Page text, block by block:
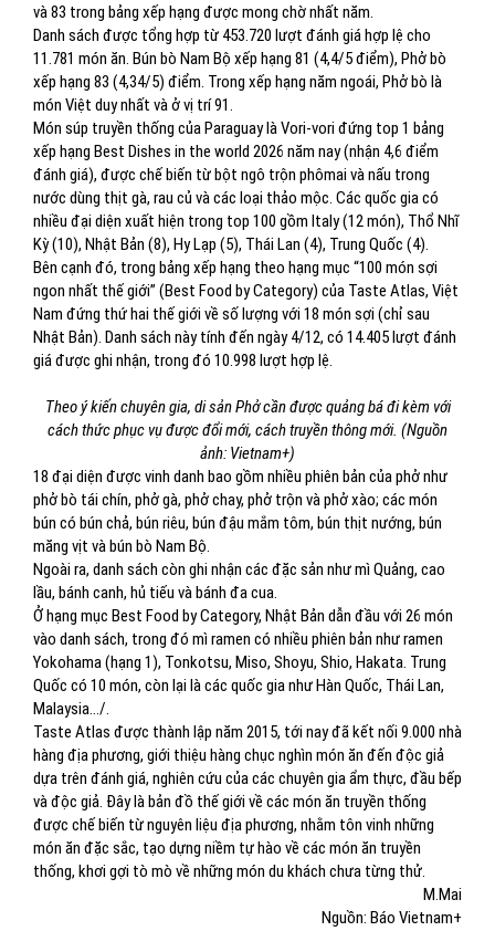
và 83 trong bảng xếp hạng được mong chờ nhất năm.
Danh sách được tổng hợp từ 453.720 lượt đánh giá hợp lệ cho
11.781 món ăn. Bún bò Nam Bộ xếp hạng 81 (4,4/5 điểm), Phở bò
xếp hạng 83 (4,34/5) điểm. Trong xếp hạng năm ngoái, Phở bò là
món Việt duy nhất và ở vị trí 91.
Món súp truyền thống của Paraguay là Vori-vori đứng top 1 bảng
xếp hạng Best Dishes in the world 2026 năm nay (nhận 4,6 điểm
đánh giá), được chế biến từ bột ngô trộn phômai và nấu trong
nước dùng thịt gà, rau củ và các loại thảo mộc. Các quốc gia có
nhiều đại diện xuất hiện trong top 100 gồm Italy (12 món), Thổ Nhĩ
Kỳ (10), Nhật Bản (8), Hy Lạp (5), Thái Lan (4), Trung Quốc (4).
Bên cạnh đó, trong bảng xếp hạng theo hạng mục “100 món sợi
ngon nhất thế giới” (Best Food by Category) của Taste Atlas, Việt
Nam đứng thứ hai thế giới về số lượng với 18 món sợi (chỉ sau
Nhật Bản). Danh sách này tính đến ngày 4/12, có 14.405 lượt đánh
giá được ghi nhận, trong đó 10.998 lượt hợp lệ.
Theo ý kiến chuyên gia, di sản Phở cần được quảng bá đi kèm với
cách thức phục vụ được đổi mới, cách truyền thông mới. (Nguồn
ảnh: Vietnam+)
18 đại diện được vinh danh bao gồm nhiều phiên bản của phở như
phở bò tái chín, phở gà, phở chay, phở trộn và phở xào; các món
bún có bún chả, bún riêu, bún đậu mắm tôm, bún thịt nướng, bún
măng vịt và bún bò Nam Bộ.
Ngoài ra, danh sách còn ghi nhận các đặc sản như mì Quảng, cao
lầu, bánh canh, hủ tiếu và bánh đa cua.
Ở hạng mục Best Food by Category, Nhật Bản dẫn đầu với 26 món
vào danh sách, trong đó mì ramen có nhiều phiên bản như ramen
Yokohama (hạng 1), Tonkotsu, Miso, Shoyu, Shio, Hakata. Trung
Quốc có 10 món, còn lại là các quốc gia như Hàn Quốc, Thái Lan,
Malaysia.../.
Taste Atlas được thành lập năm 2015, tới nay đã kết nối 9.000 nhà
hàng địa phương, giới thiệu hàng chục nghìn món ăn đến độc giả
dựa trên đánh giá, nghiên cứu của các chuyên gia ẩm thực, đầu bếp
và độc giả. Đây là bản đồ thế giới về các món ăn truyền thống
được chế biến từ nguyên liệu địa phương, nhằm tôn vinh những
món ăn đặc sắc, tạo dựng niềm tự hào về các món ăn truyền
thống, khơi gợi tò mò về những món du khách chưa từng thử.
M.Mai
Nguồn: Báo Vietnam+